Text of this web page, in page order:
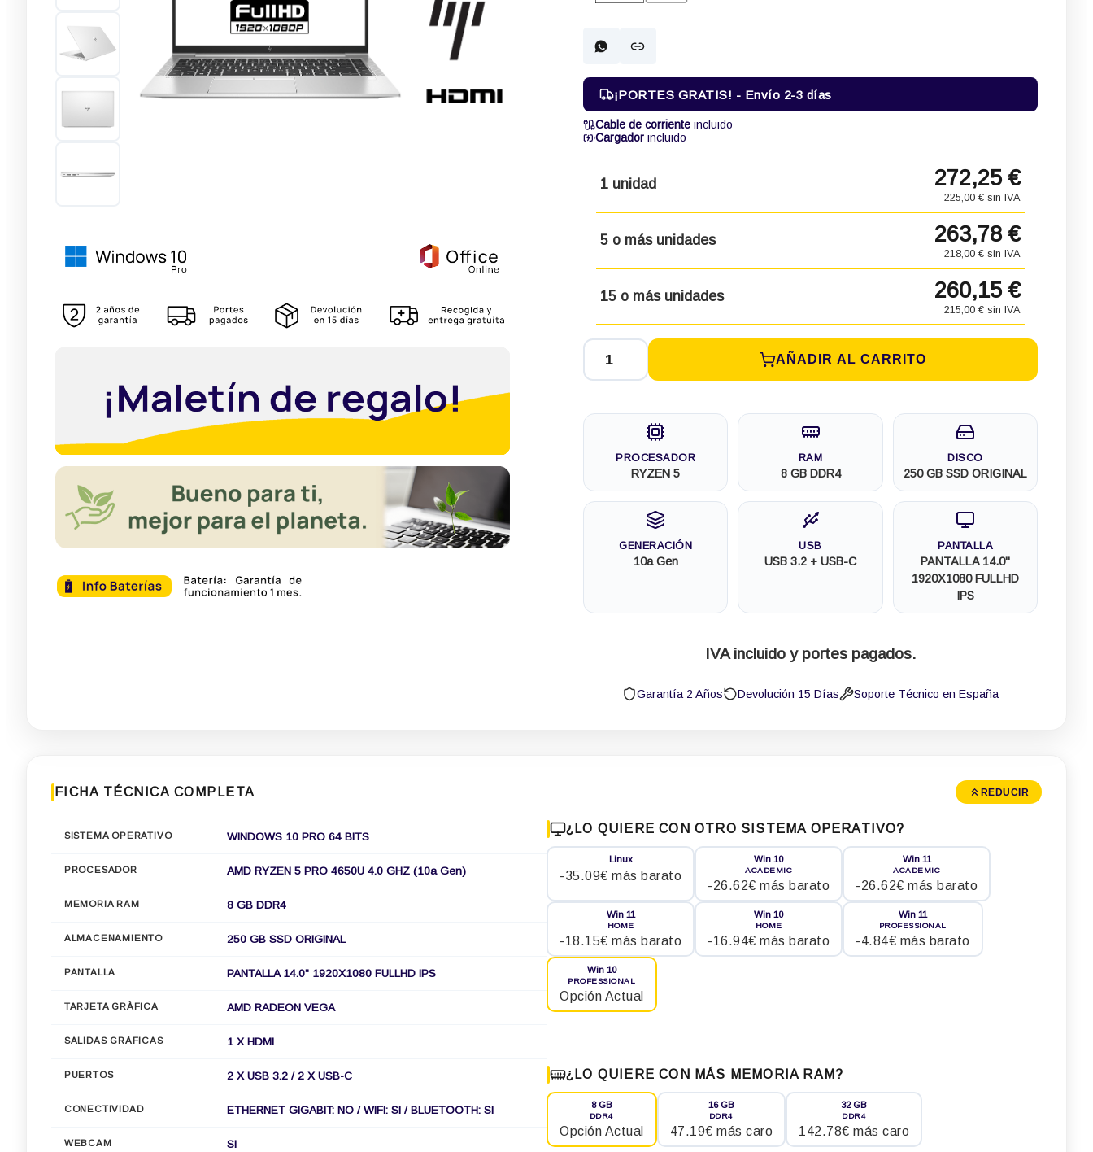
¡PORTES GRATIS! - Envío 2-3 días
Cable de corrienteincluido
Cargadorincluido
1 unidad 272,25 €
225,00 € sin IVA
5 o más unidades 263,78 €
218,00 € sin IVA
15 o más unidades 260,15 €
215,00 € sin IVA
AÑADIR AL CARRITO
PROCESADOR
RYZEN 5
RAM
8 GB DDR4
DISCO
250 GB SSD ORIGINAL
GENERACIÓN
10a Gen
USB
USB 3.2 + USB-C
PANTALLA
PANTALLA 14.0"
1920X1080 FULLHD
IPS
IVA incluido y portes pagados.
Garantía 2 Años Devolución 15 Días Soporte Técnico en España
FICHA TÉCNICA COMPLETA REDUCIR
SISTEMA OPERATIVO WINDOWS 10 PRO 64 BITS
PROCESADOR AMD RYZEN 5 PRO 4650U 4.0 GHZ (10a Gen)
MEMORIA RAM 8 GB DDR4
ALMACENAMIENTO 250 GB SSD ORIGINAL
PANTALLA PANTALLA 14.0" 1920X1080 FULLHD IPS
TARJETA GRÀFICA AMD RADEON VEGA
SALIDAS GRÀFICAS 1 X HDMI
PUERTOS 2 X USB 3.2 / 2 X USB-C
CONECTIVIDAD ETHERNET GIGABIT: NO / WIFI: SI / BLUETOOTH: SI
WEBCAM SI
¿LO QUIERE CON OTRO SISTEMA OPERATIVO?
Linux
-35.09€ más barato
Win 10
ACADEMIC
-26.62€ más barato
Win 11
ACADEMIC
-26.62€ más barato
Win 11
HOME
-18.15€ más barato
Win 10
HOME
-16.94€ más barato
Win 11
PROFESSIONAL
-4.84€ más barato
Win 10
PROFESSIONAL
Opción Actual
¿LO QUIERE CON MÁS MEMORIA RAM?
8 GB
DDR4
Opción Actual
16 GB
DDR4
47.19€ más caro
32 GB
DDR4
142.78€ más caro